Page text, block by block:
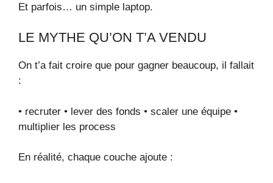
Et parfois… un simple laptop.
LE MYTHE QU’ON T’A VENDU
On t’a fait croire que pour gagner beaucoup, il fallait
:
• recruter • lever des fonds • scaler une équipe •
multiplier les process
En réalité, chaque couche ajoute :